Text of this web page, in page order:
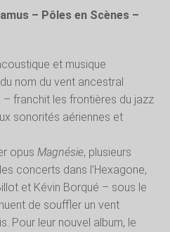
– Pôles en Scènes –
et musique
nom du vent ancestral
– franchit les frontières du jazz
sonorités aériennes et
opus Magnésie, plusieurs
concerts dans l’Hexagone,
et Kévin Borqué – sous le
de souffler un vent
Pour leur nouvel album, le